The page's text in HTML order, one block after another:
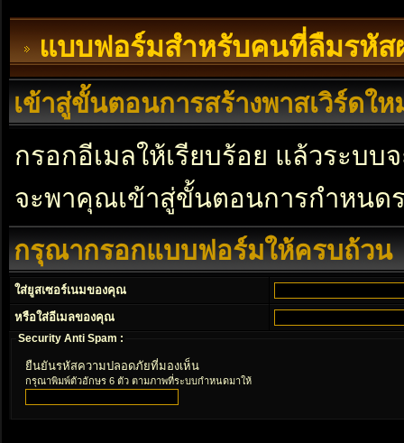
แบบฟอร์มสำหรับคนที่ลืมรหัส
เข้าสู่ขั้นตอนการสร้างพาสเวิร์ดให
กรอกอีเมลให้เรียบร้อย แล้วระบ
จะพาคุณเข้าสู่ขั้นตอนการกำหนด
กรุณากรอกแบบฟอร์มให้ครบถ้วน
ใส่ยูสเซอร์เนมของคุณ
หรือใส่อีเมลของคุณ
Security Anti Spam :
ยืนยันรหัสความปลอดภัยที่มองเห็น
กรุณาพิมพ์ตัวอักษร 6 ตัว ตามภาพที่ระบบกำหนดมาให้